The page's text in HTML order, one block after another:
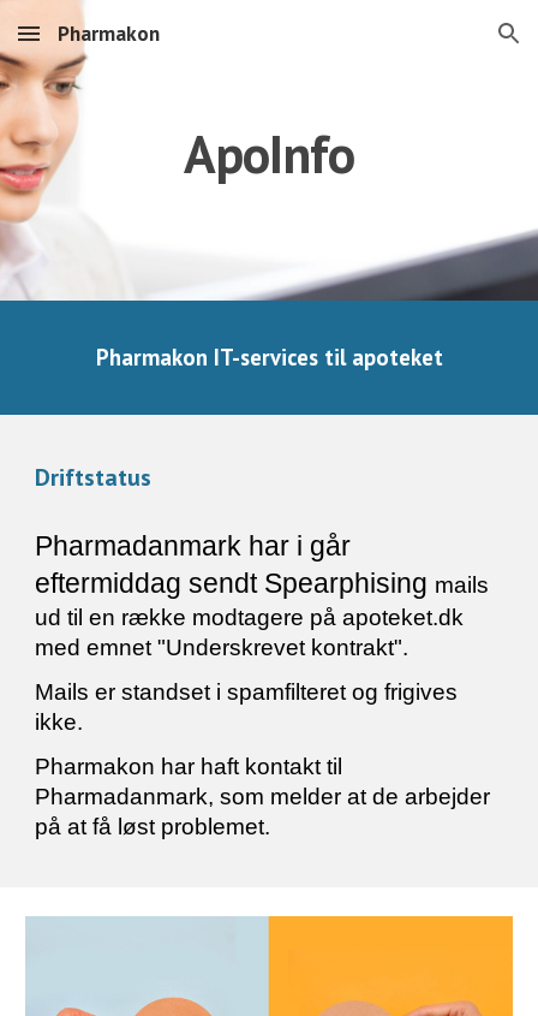
Skip to main content Skip to navigation
Pharmakon
ApoInfo
Pharmakon IT-services til apoteket
Driftstatus
Pharmadanmark har i går
eftermiddag sendt Spearphising mails
ud til en række modtagere på apoteket.dk
med emnet "Underskrevet kontrakt".
Mails er standset i spamfilteret og frigives
ikke.
Pharmakon har haft kontakt til
Pharmadanmark, som melder at de arbejder
på at få løst problemet.